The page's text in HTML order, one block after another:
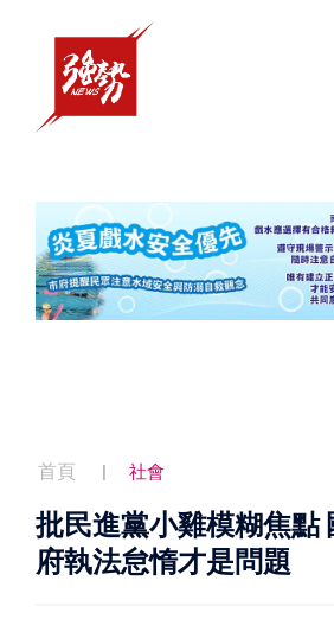
首頁 社會
批民進黨小雞模糊焦點
府執法怠惰才是問題